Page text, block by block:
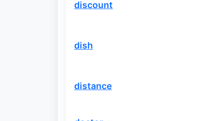
discount
dish
distance